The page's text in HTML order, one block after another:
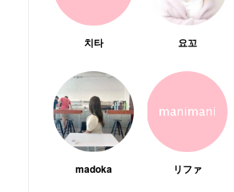
치타 요꼬
madoka リファ